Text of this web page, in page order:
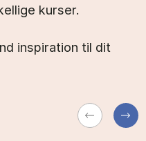
kurser.
inspiration til dit